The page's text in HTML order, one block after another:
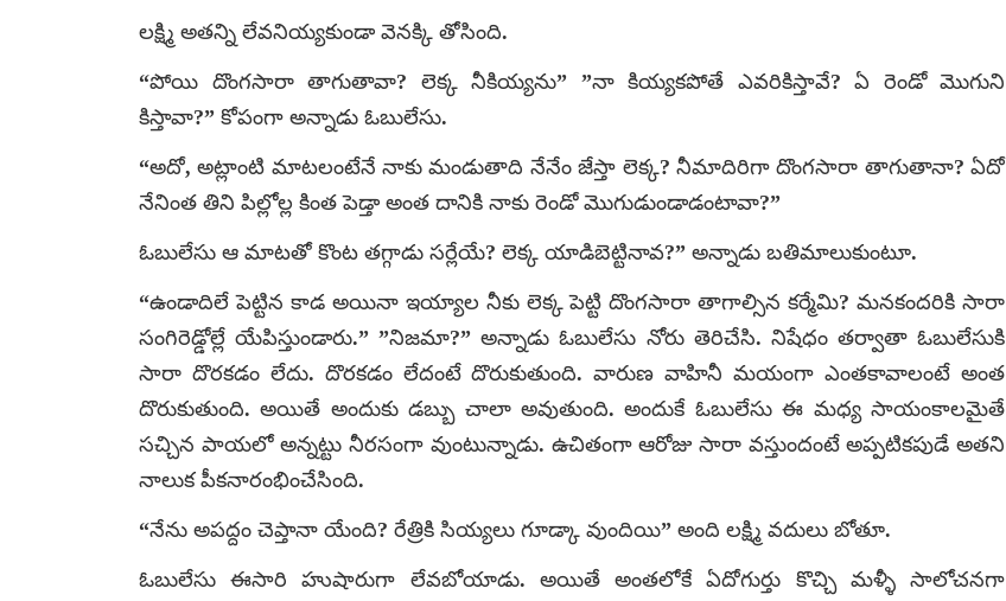
లక్ష్మి అతన్ని లేవనియ్యకుండా వెనక్కి తోసింది.
“పోయి దొంగసారా తాగుతావా? లెక్క నీకియ్యను” ”నా కియ్యకపోతే ఎవరికిస్తావే? ఏ రెండో మొగుని
కిస్తావా?” కోపంగా అన్నాడు ఓబులేసు.
“అదో, అట్లాంటి మాటలంటేనే నాకు మండుతాది నేనేం జేస్తా లెక్క? నీమాదిరిగా దొంగసారా తాగుతానా? ఏదో
నేనింత తిని పిల్లోల్ల కింత పెడ్తా అంత దానికి నాకు రెండో మొగుడుండాడంటావా?”
ఓబులేసు ఆ మాటతో కొంట తగ్గాడు సర్లేయే? లెక్క యాడిబెట్టినావ?” అన్నాడు బతిమాలుకుంటూ.
“ఉండాదిలే పెట్టిన కాడ అయినా ఇయ్యాల నీకు లెక్క పెట్టి దొంగసారా తాగాల్సిన కర్మేమి? మనకందరికి సారా
సంగిరెడ్డోల్లే యేపిస్తుండారు.” ”నిజమా?” అన్నాడు ఓబులేసు నోరు తెరిచేసి. నిషేధం తర్వాతా ఓబులేసుకి
సారా దొరకడం లేదు. దొరకడం లేదంటే దొరుకుతుంది. వారుణ వాహినీ మయంగా ఎంతకావాలంటే అంత
దొరుకుతుంది. అయితే అందుకు డబ్బు చాలా అవుతుంది. అందుకే ఓబులేసు ఈ మధ్య సాయంకాలమైతే
సచ్చిన పాయలో అన్నట్టు నీరసంగా వుంటున్నాడు. ఉచితంగా ఆరోజు సారా వస్తుందంటే అప్పటికపుడే అతని
నాలుక పీకనారంభించేసింది.
“నేను అపద్దం చెప్తానా యేంది? రేత్రికి సియ్యలు గూడ్కా వుందియి” అంది లక్ష్మి వదులు బోతూ.
ఓబులేసు ఈసారి హుషారుగా లేవబోయాడు. అయితే అంతలోకే ఏదోగుర్తు కొచ్చి మళ్ళీ సాలోచనగా